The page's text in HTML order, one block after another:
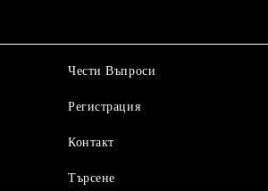
Чести Въпроси
Регистрация
Контакт
Търсене